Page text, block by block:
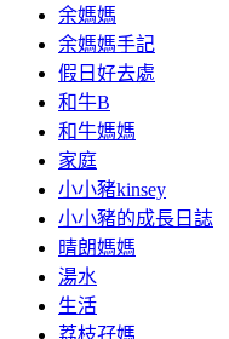
余媽媽
余媽媽手記
假日好去處
和牛B
和牛媽媽
家庭
小小豬kinsey
小小豬的成長日誌
晴朗媽媽
湯水
生活
荔枝孖媽